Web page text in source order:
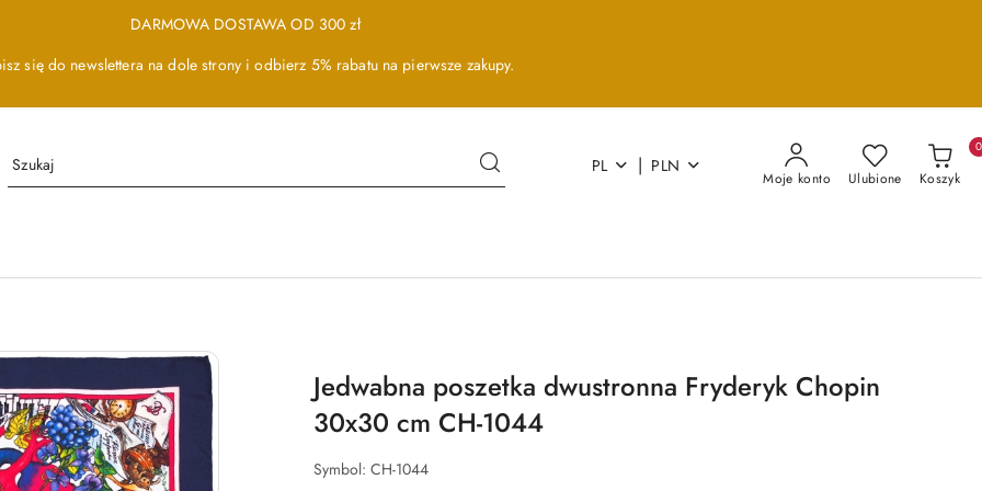
DARMOWA DOSTAWA OD 300 zł
się do newslettera na dole strony i odbierz 5% rabatu na pierwsze zakupy.
PL | PLN
Moje konto Ulubione Koszyk
0
Jedwabna poszetka dwustronna Fryderyk Chopin
30x30 cm CH-1044
Symbol: CH-1044